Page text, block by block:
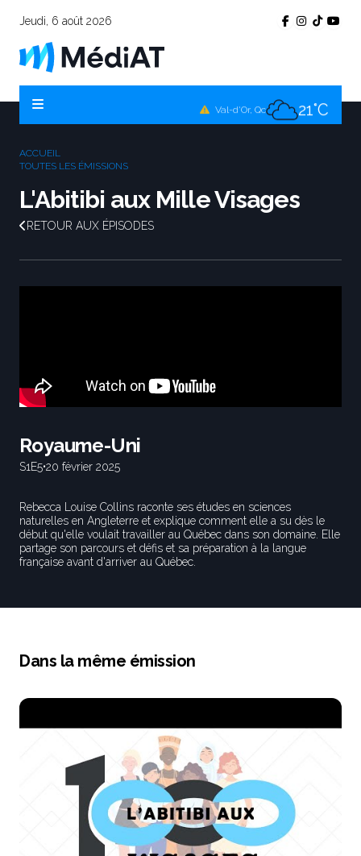
Jeudi, 6 août 2026
Val-d'Or, Qc 21°C
ACCUEIL
TOUTES LES ÉMISSIONS
L'Abitibi aux Mille Visages
RETOUR AUX ÉPISODES
Royaume-Uni
S1 E5•20 février 2025
Rebecca Louise Collins raconte ses études en sciences
naturelles en Angleterre et explique comment elle a su dès le
début qu'elle voulait travailler au Québec dans son domaine. Elle
partage son parcours et défis et sa préparation à la langue
française avant d'arriver au Québec.
Dans la même émission